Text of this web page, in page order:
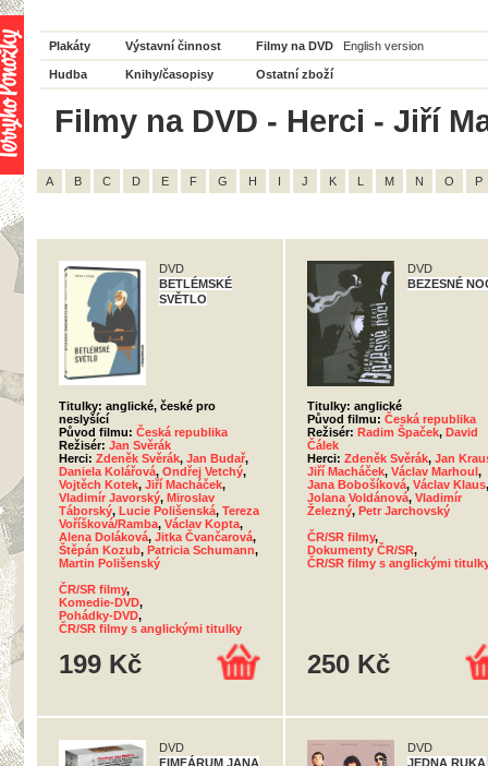
Plakáty Výstavní činnost Filmy na DVD English version
Hudba Knihy/časopisy Ostatní zboží
Filmy na DVD - Herci - Jiří
A B C D E F G H I J K L M N O P
DVD
BETLÉMSKÉ
SVĚTLO
Titulky: anglické, české pro
neslyšící
Původ filmu: Česká republika
Režisér: Jan Svěrák
Herci: Zdeněk Svěrák, Jan Budař,
Daniela Kolářová, Ondřej Vetchý,
Vojtěch Kotek, Jiří Macháček,
Vladimír Javorský, Miroslav
Táborský, Lucie Polišenská, Tereza
Voříšková/Ramba, Václav Kopta,
Alena Doláková, Jitka Čvančarová,
Štěpán Kozub, Patricia Schumann,
Martin Polišenský
ČR/SR filmy,
Komedie-DVD,
Pohádky-DVD,
ČR/SR filmy s anglickými titulky
199 Kč
DVD
BEZESNÉ
Titulky: anglické
Původ filmu: Česká republika
Režisér: Radim Špaček, David
Čálek
Herci: Zdeněk Svěrák, Jan
Jiří Macháček, Václav Marhoul,
Jana Bobošíková, Václav Klaus,
Jolana Voldánová, Vladimír
Železný, Petr Jarchovský
ČR/SR filmy,
Dokumenty ČR/SR,
ČR/SR filmy s anglickými
250 Kč
DVD
FIMFÁRUM JANA
DVD
JEDNA RUKA